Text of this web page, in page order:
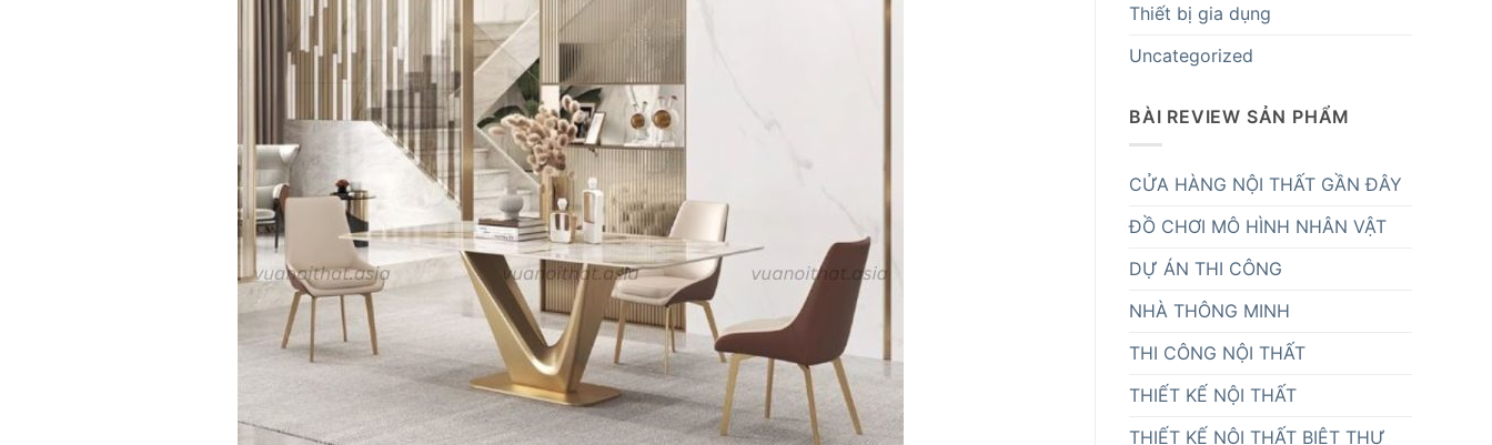
Thiết bị gia dụng
Uncategorized
BÀI REVIEW SẢN PHẨM
CỬA HÀNG NỘI THẤT GẦN ĐÂY
ĐỒ CHƠI MÔ HÌNH NHÂN VẬT
DỰ ÁN THI CÔNG
NHÀ THÔNG MINH
THI CÔNG NỘI THẤT
THIẾT KẾ NỘI THẤT
THIẾT KẾ NÔI THẤT BIỆT THỰ